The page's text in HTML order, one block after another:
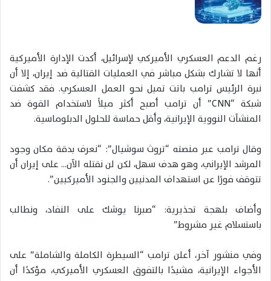
رغم الدعم العسكري الأميركي لإسرائيل، أكدت الإدارة الأميركية
أنها لا تشارك بشكل مباشر في العمليات القتالية ضد إيران، إلا أن
نبرة الرئيس ترامب باتت تميل نحو العمل العسكري. فقد كشفت
شبكة “CNN” أن ترامب أصبح أكثر ميلاً لاستخدام القوة ضد
المنشآت النووية الإيرانية، وأقل حماسة للحلول الدبلوماسية.
وقال ترامب عبر منصته “تروث سوشيال”: “نعرف بدقة مكان وجود
المرشد الإيراني، وهو هدف سهل، لكن لن نقتله الآن… على إيران أن
تتوقف فورًا عن استهداف المدنيين والجنود الأميركيين”.
وأضاف بلهجة تحذيرية: “صبرنا يوشك على النفاد، ونطالب
باستسلام غير مشروط”
وفي منشور آخر، أعلن ترامب “السيطرة الكاملة والشاملة” على
الأجواء الإيرانية، مشيدًا بالتفوق العسكري الأميركي، مؤكدًا أن